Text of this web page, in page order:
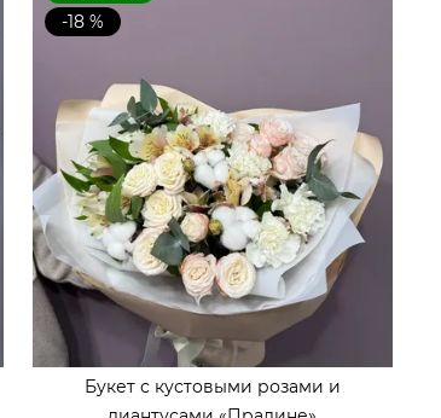
-18 %
Букет с кустовыми розами и